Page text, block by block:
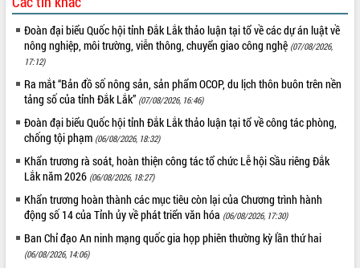
Đoàn đại biểu Quốc hội tỉnh Đắk Lắk thảo luận tại tổ về các dự án luật về
nông nghiệp, môi trường, viễn thông, chuyển giao công nghệ (07/08/2026,
17:12)
Ra mắt “Bản đồ số nông sản, sản phẩm OCOP, du lịch thôn buôn trên nền
tảng số của tỉnh Đắk Lắk” (07/08/2026, 16:46)
Đoàn đại biểu Quốc hội tỉnh Đắk Lắk thảo luận tại tổ về công tác phòng,
chống tội phạm (06/08/2026, 18:32)
Khẩn trương rà soát, hoàn thiện công tác tổ chức Lễ hội Sầu riêng Đắk
Lắk năm 2026 (06/08/2026, 18:27)
Khẩn trương hoàn thành các mục tiêu còn lại của Chương trình hành
động số 14 của Tỉnh ủy về phát triển văn hóa (06/08/2026, 17:30)
Ban Chỉ đạo An ninh mạng quốc gia họp phiên thường kỳ lần thứ hai
(06/08/2026, 14:06)